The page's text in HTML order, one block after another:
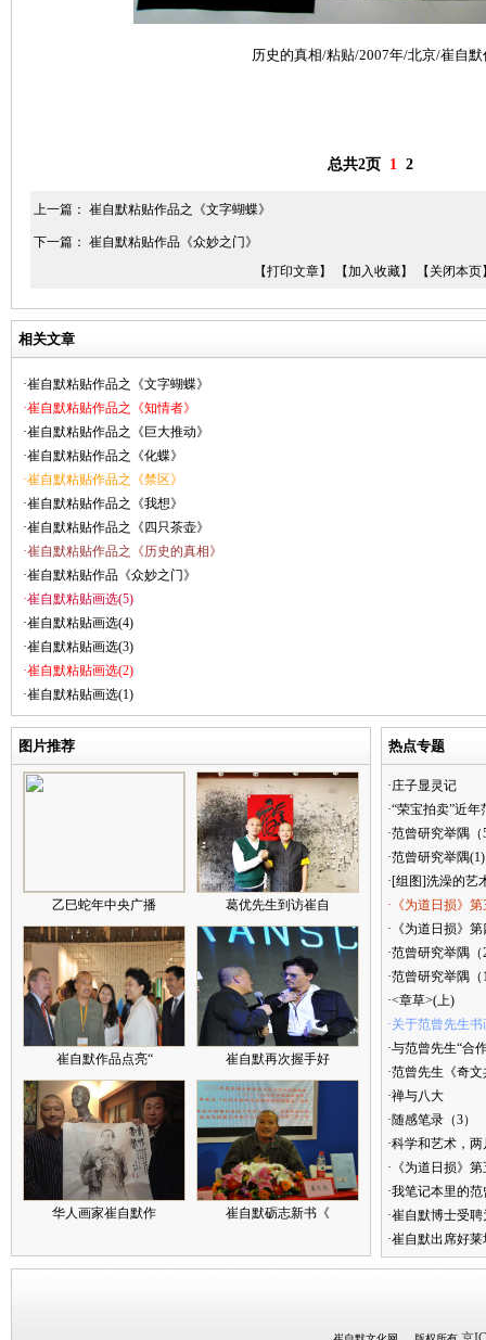
历史的真相/粘贴/2007年/北京/崔自默
总共2页 1 2
上一篇： 崔自默粘贴作品之《文字蝴蝶》
下一篇： 崔自默粘贴作品《众妙之门》
【打印文章】
【加入收藏】 【关闭本页
相关文章
·崔自默粘贴作品之《文字蝴蝶》
·崔自默粘贴作品之《知情者》
·崔自默粘贴作品之《巨大推动》
·崔自默粘贴作品之《化蝶》
·崔自默粘贴作品之《禁区》
·崔自默粘贴作品之《我想》
·崔自默粘贴作品之《四只茶壶》
·崔自默粘贴作品之《历史的真相》
·崔自默粘贴作品《众妙之门》
·崔自默粘贴画选(5)
·崔自默粘贴画选(4)
·崔自默粘贴画选(3)
·崔自默粘贴画选(2)
·崔自默粘贴画选(1)
图片推荐
乙巳蛇年中央广播 葛优先生到访崔自
崔自默作品点亮“ 崔自默再次握手好
华人画家崔自默作 崔自默砺志新书《
热点专题
·庄子显灵记
·“荣宝拍卖”近
·范曾研究举隅（
·范曾研究举隅(1)
·[组图]洗澡的艺
·《为道日损》
·《为道日损》
·范曾研究举隅（
·范曾研究举隅（
·<章草>(上)
·关于范曾先生
·与范曾先生“合
·范曾先生《奇
·禅与八大
·随感笔录（3）
·科学和艺术，
·《为道日损》
·我笔记本里的
·崔自默博士受
·崔自默出席好